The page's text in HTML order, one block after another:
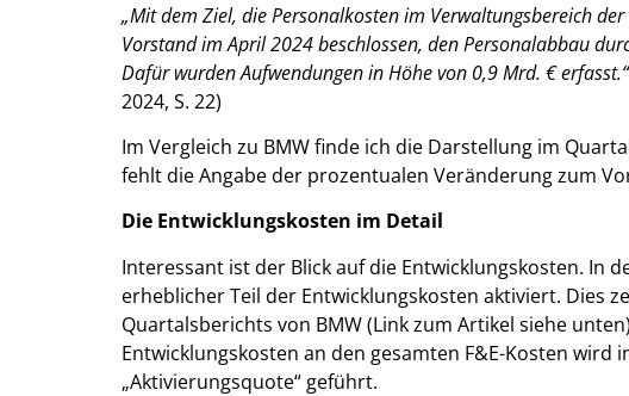
„Mit dem Ziel, die Personalkosten im Verwaltungsbereich
Vorstand im April 2024 beschlossen, den Personalabbau
Dafür wurden Aufwendungen in Höhe von 0,9 Mrd. € erfasst.“
2024, S. 22)
Im Vergleich zu BMW finde ich die Darstellung im
fehlt die Angabe der prozentualen Veränderung zum
Die Entwicklungskosten im Detail
Interessant ist der Blick auf die Entwicklungskosten. In
erheblicher Teil der Entwicklungskosten aktiviert. Dies
Quartalsberichts von BMW (Link zum Artikel siehe
Entwicklungskosten an den gesamten F&E-Kosten
„Aktivierungsquote“ geführt.